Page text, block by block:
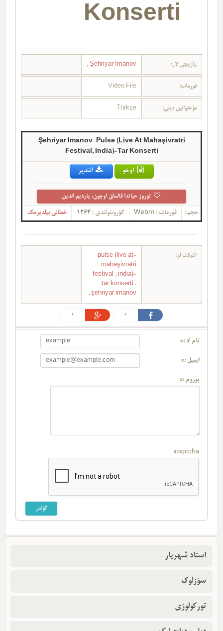
Konserti
یازیچی لار: Şehriyar Imanov
,
فورمات: Video File
مؤحتوانین دیلی: Türkçe
Şehriyar Imanov-Pulse (Live At Mahaşivratri
Festival, India)-Tar Konserti
اوخو ائندیر
توروز حیاتدا قالماق اوچون، یاردیم ائدین
حجم: فورمات : Webm گؤرونتولندی :1264 خطانی بیلدیرمک
ائتیکت لر:
-pulse (live at
mahaşivratri
festival , india)-
tar konserti ,
şehriyar imanov
,
0
0
تام آد :*
ایمیل :*
یوروم :*
captcha:
استاد شهریار
سؤزلوک
تورکولوژی